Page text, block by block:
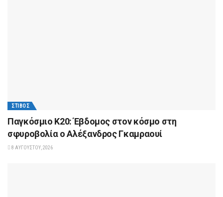
ΣΤΊΒΟΣ
Παγκόσμιο Κ20: Έβδομος στον κόσμο στη
σφυροβολία ο Αλέξανδρος Γκαμραουί
8 ΑΥΓΟΎΣΤΟΥ, 2026